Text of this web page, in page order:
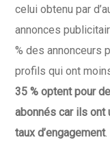
celui obtenu par
annonces
% des annonceurs
profils qui ont
35 % optent pour
abonnés car ils ont
taux d’engagement.